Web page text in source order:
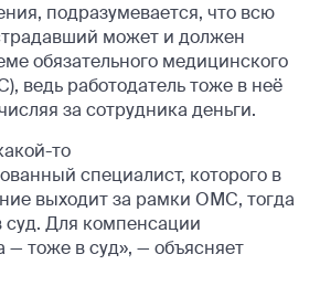
подразумевается, что всю
может и должен
обязательного медицинского
ведь работодатель тоже в неё
за сотрудника деньги.
то
специалист, которого в
выходит за рамки ОМС, тогда
суд. Для компенсации
— тоже в суд», — объясняет